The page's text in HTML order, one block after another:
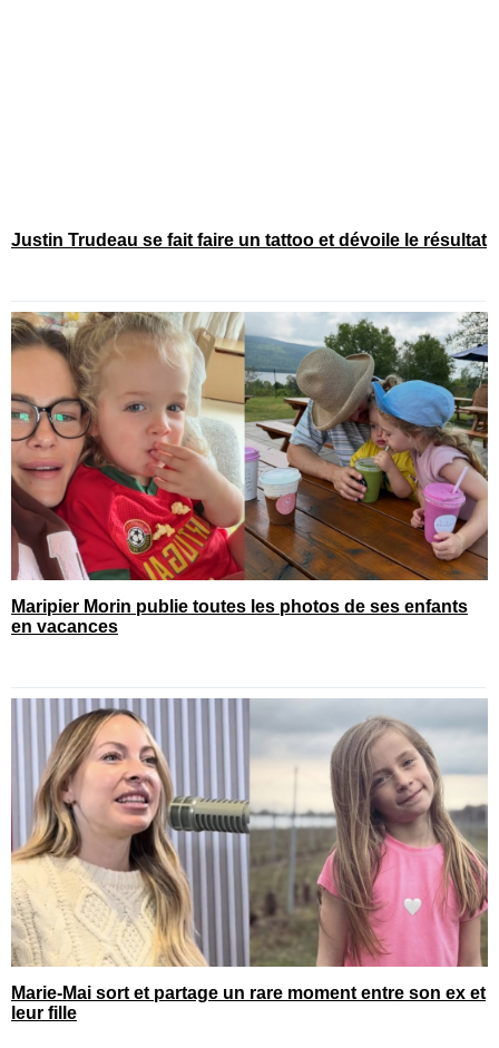
Justin Trudeau se fait faire un tattoo et dévoile le résultat
Maripier Morin publie toutes les photos de ses enfants
en vacances
Marie-Mai sort et partage un rare moment entre son ex et
leur fille